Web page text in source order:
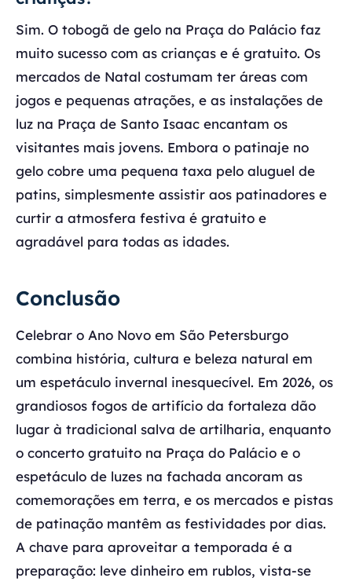
Sim. O tobogã de gelo na Praça do Palácio faz
muito sucesso com as crianças e é gratuito. Os
mercados de Natal costumam ter áreas com
jogos e pequenas atrações, e as instalações de
luz na Praça de Santo Isaac encantam os
visitantes mais jovens. Embora o patinaje no
gelo cobre uma pequena taxa pelo aluguel de
patins, simplesmente assistir aos patinadores e
curtir a atmosfera festiva é gratuito e
agradável para todas as idades.
Conclusão
Celebrar o Ano Novo em São Petersburgo
combina história, cultura e beleza natural em
um espetáculo invernal inesquecível. Em 2026, os
grandiosos fogos de artifício da fortaleza dão
lugar à tradicional salva de artilharia, enquanto
o concerto gratuito na Praça do Palácio e o
espetáculo de luzes na fachada ancoram as
comemorações em terra, e os mercados e pistas
de patinação mantêm as festividades por dias.
A chave para aproveitar a temporada é a
preparação: leve dinheiro em rublos, vista-se